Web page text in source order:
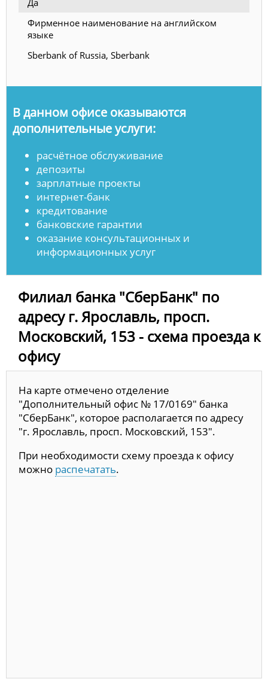
Фирменное наименование на английском
языке
Sberbank of Russia, Sberbank
В данном офисе оказываются
дополнительные услуги:
расчётное обслуживание
депозиты
зарплатные проекты
интернет-банк
кредитование
банковские гарантии
оказание консультационных и
информационных услуг
Филиал банка "СберБанк" по
адресу г. Ярославль, просп.
Московский, 153 - схема проезда к
офису
На карте отмечено отделение
"Дополнительный офис № 17/0169" банка
"СберБанк", которое располагается по адресу
"г. Ярославль, просп. Московский, 153".
При необходимости схему проезда к офису
можно распечатать.